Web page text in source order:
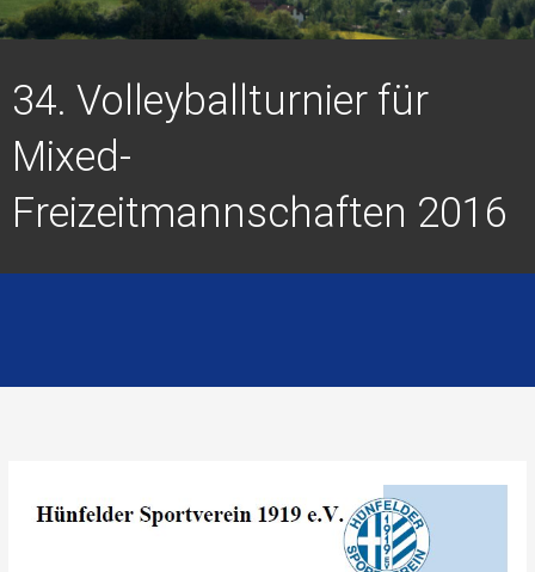
34. Volleyballturnier für
Mixed-
Freizeitmannschaften 2016